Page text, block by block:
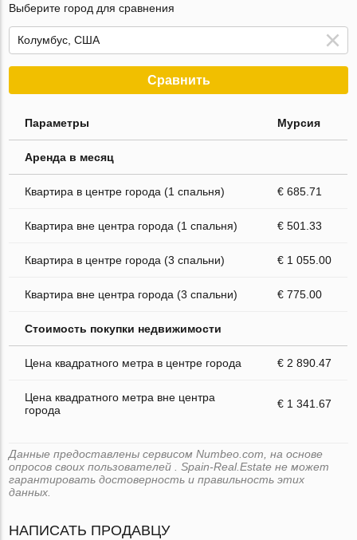
Выберите город для сравнения
Сравнить
Параметры Мурсия
Аренда в месяц
Квартира в центре города (1 спальня) € 685.71
Квартира вне центра города (1 спальня) € 501.33
Квартира в центре города (3 спальни) € 1 055.00
Квартира вне центра города (3 спальни) € 775.00
Стоимость покупки недвижимости
Цена квадратного метра в центре города € 2 890.47
Цена квадратного метра вне центра
города
€ 1 341.67
Данные предоставлены сервисом Numbeo.com, на основе
опросов своих пользователей . Spain-Real.Estate не может
гарантировать достоверность и правильность этих
данных.
НАПИСАТЬ ПРОДАВЦУ